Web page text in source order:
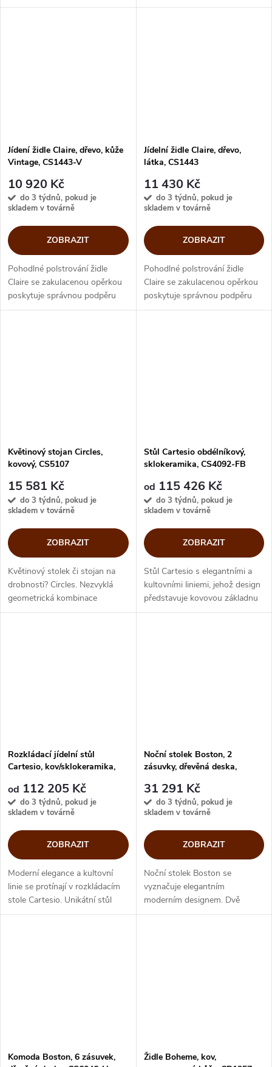
trubkovými rámy a velkou
ergonomií a neutrálními odstíny
Jídení židle Claire, dřevo, kůže
Vintage, CS1443-V
10 920 Kč
do 3 týdnů, pokud je
skladem v továrně
ZOBRAZIT
Pohodlné polstrování židle
Claire se zakulacenou opěrkou
poskytuje správnou podpěru
zádům, tělo měkce obemkne a
Jídelní židle Claire, dřevo,
látka, CS1443
11 430 Kč
do 3 týdnů, pokud je
skladem v továrně
ZOBRAZIT
Pohodlné polstrování židle
Claire se zakulacenou opěrkou
poskytuje správnou podpěru
zádům, tělo měkce obemkne a
Květinový stojan Circles,
kovový, CS5107
15 581 Kč
do 3 týdnů, pokud je
skladem v továrně
ZOBRAZIT
Květinový stolek či stojan na
drobnosti? Circles. Nezvyklá
geometrická kombinace
kulatých tvarů a tenkých prutů
Stůl Cartesio obdélníkový,
sklokeramika, CS4092-FB
od 115 426 Kč
do 3 týdnů, pokud je
skladem v továrně
ZOBRAZIT
Stůl Cartesio s elegantními a
kultovními liniemi, jehož design
představuje kovovou základnu
s čtyřmi prvky ve tvaru V, které
Rozkládací jídelní stůl
Cartesio, kov/sklokeramika,
od 112 205 Kč
do 3 týdnů, pokud je
skladem v továrně
ZOBRAZIT
Moderní elegance a kultovní
linie se protínají v rozkládacím
stole Cartesio. Unikátní stůl
upoutá nevšední kovovou
Noční stolek Boston, 2
zásuvky, dřevěná deska,
31 291 Kč
do 3 týdnů, pokud je
skladem v továrně
ZOBRAZIT
Noční stolek Boston se
vyznačuje elegantním
moderním designem. Dvě
bezúchytkové zásuvky se
Komoda Boston, 6 zásuvek,
Židle Boheme, kov,